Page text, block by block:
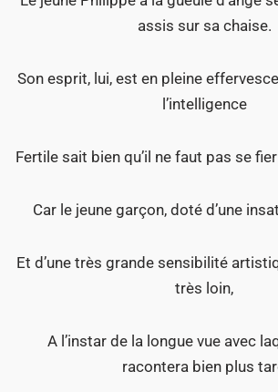
assis sur sa chaise.
Son esprit, lui, est en pleine
l’intelligence
Fertile sait bien qu’il ne faut pas se
Car le jeune garçon, doté d’une
Et d’une très grande sensibilité
très loin,
A l’instar de la longue vue avec
racontera bien plus